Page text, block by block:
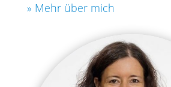
» Mehr über mich